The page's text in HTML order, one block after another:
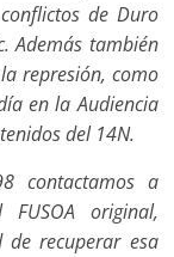
de Duro
Además también
represión, como
en la Audiencia
del 14N.
contactamos a
original,
de recuperar esa